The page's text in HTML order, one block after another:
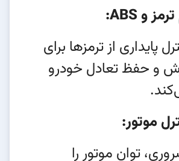
پایداری از ترمزها برای
و حفظ تعادل خودرو
توان موتور را